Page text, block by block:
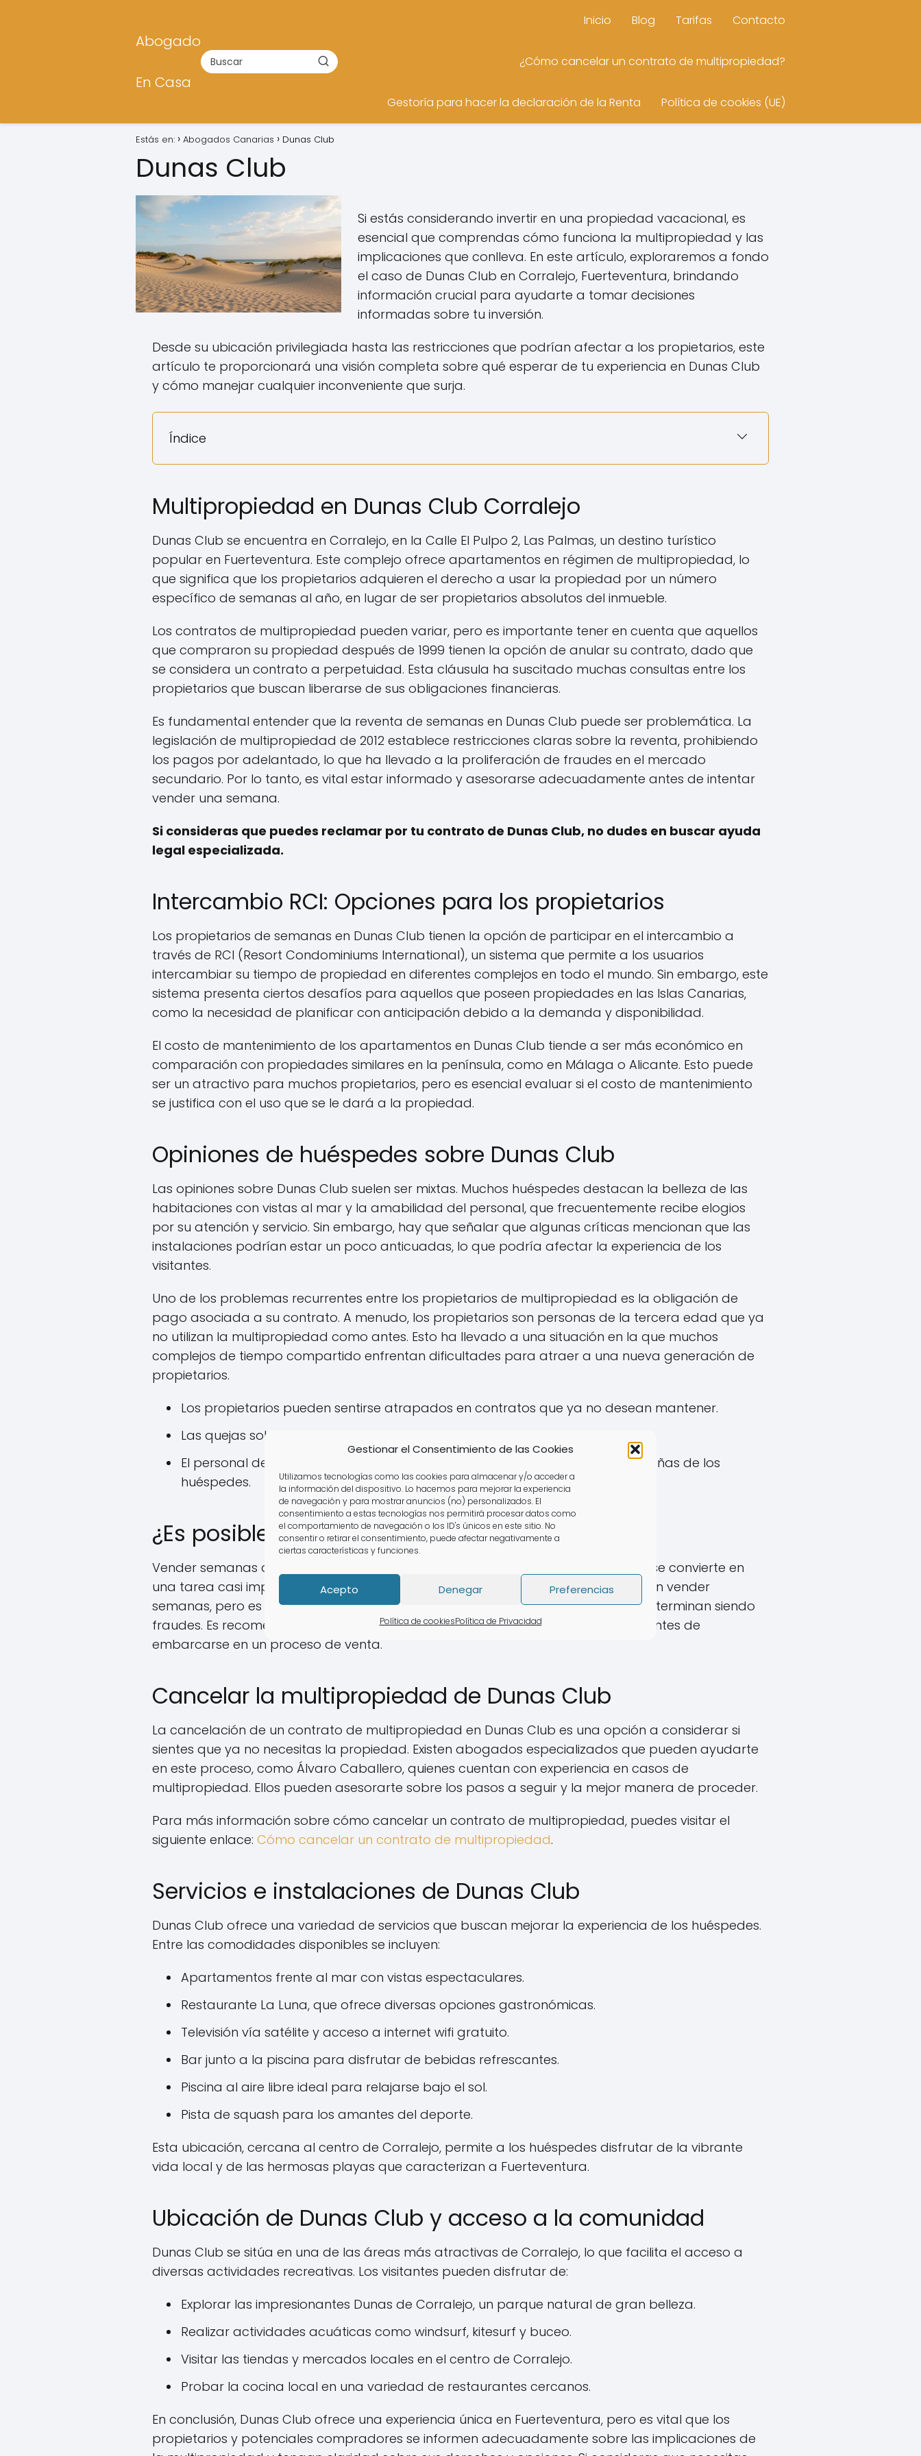
Gestionar el Consentimiento de las Cookies
Utilizamos tecnologías como las cookies para almacenar y/o acceder a
la información del dispositivo. Lo hacemos para mejorar la experiencia
de navegación y para mostrar anuncios (no) personalizados. El
consentimiento a estas tecnologías nos permitirá procesar datos como
el comportamiento de navegación o los ID's únicos en este sitio. No
consentir o retirar el consentimiento, puede afectar negativamente a
ciertas características y funciones.
Acepto Denegar Preferencias
Política de cookiesPolítica de Privacidad
Abogado
En Casa
Inicio Blog Tarifas Contacto
¿Cómo cancelar un contrato de multipropiedad?
Gestoría para hacer la declaración de la Renta Política de cookies (UE)
Estás en: Abogados Canarias Dunas Club
Dunas Club
Si estás considerando invertir en una propiedad vacacional, es
esencial que comprendas cómo funciona la multipropiedad y las
implicaciones que conlleva. En este artículo, exploraremos a fondo
el caso de Dunas Club en Corralejo, Fuerteventura, brindando
información crucial para ayudarte a tomar decisiones
informadas sobre tu inversión.
Desde su ubicación privilegiada hasta las restricciones que podrían afectar a los propietarios, este
artículo te proporcionará una visión completa sobre qué esperar de tu experiencia en Dunas Club
y cómo manejar cualquier inconveniente que surja.
Índice
Multipropiedad en Dunas Club Corralejo
Dunas Club se encuentra en Corralejo, en la Calle El Pulpo 2, Las Palmas, un destino turístico
popular en Fuerteventura. Este complejo ofrece apartamentos en régimen de multipropiedad, lo
que significa que los propietarios adquieren el derecho a usar la propiedad por un número
específico de semanas al año, en lugar de ser propietarios absolutos del inmueble.
Los contratos de multipropiedad pueden variar, pero es importante tener en cuenta que aquellos
que compraron su propiedad después de 1999 tienen la opción de anular su contrato, dado que
se considera un contrato a perpetuidad. Esta cláusula ha suscitado muchas consultas entre los
propietarios que buscan liberarse de sus obligaciones financieras.
Es fundamental entender que la reventa de semanas en Dunas Club puede ser problemática. La
legislación de multipropiedad de 2012 establece restricciones claras sobre la reventa, prohibiendo
los pagos por adelantado, lo que ha llevado a la proliferación de fraudes en el mercado
secundario. Por lo tanto, es vital estar informado y asesorarse adecuadamente antes de intentar
vender una semana.
Si consideras que puedes reclamar por tu contrato de Dunas Club, no dudes en buscar ayuda
legal especializada.
Intercambio RCI: Opciones para los propietarios
Los propietarios de semanas en Dunas Club tienen la opción de participar en el intercambio a
través de RCI (Resort Condominiums International), un sistema que permite a los usuarios
intercambiar su tiempo de propiedad en diferentes complejos en todo el mundo. Sin embargo, este
sistema presenta ciertos desafíos para aquellos que poseen propiedades en las Islas Canarias,
como la necesidad de planificar con anticipación debido a la demanda y disponibilidad.
El costo de mantenimiento de los apartamentos en Dunas Club tiende a ser más económico en
comparación con propiedades similares en la península, como en Málaga o Alicante. Esto puede
ser un atractivo para muchos propietarios, pero es esencial evaluar si el costo de mantenimiento
se justifica con el uso que se le dará a la propiedad.
Opiniones de huéspedes sobre Dunas Club
Las opiniones sobre Dunas Club suelen ser mixtas. Muchos huéspedes destacan la belleza de las
habitaciones con vistas al mar y la amabilidad del personal, que frecuentemente recibe elogios
por su atención y servicio. Sin embargo, hay que señalar que algunas críticas mencionan que las
instalaciones podrían estar un poco anticuadas, lo que podría afectar la experiencia de los
visitantes.
Uno de los problemas recurrentes entre los propietarios de multipropiedad es la obligación de
pago asociada a su contrato. A menudo, los propietarios son personas de la tercera edad que ya
no utilizan la multipropiedad como antes. Esto ha llevado a una situación en la que muchos
complejos de tiempo compartido enfrentan dificultades para atraer a una nueva generación de
propietarios.
Los propietarios pueden sentirse atrapados en contratos que ya no desean mantener.
Las quejas sobre la falta de renovación en las instalaciones son comunes.
El personal del complejo es uno de los aspectos más destacados en las reseñas de los
huéspedes.
¿Es posible vender semanas de Dunas Club?
Vender semanas de multipropiedad en Dunas Club, aunque legalmente posible, se convierte en
una tarea casi imposible debido a la baja demanda. Muchas empresas prometen vender
semanas, pero es fundamental tener cuidado con estas ofertas, ya que muchas terminan siendo
fraudes. Es recomendable investigar y consultar con abogados especializados antes de
embarcarse en un proceso de venta.
Cancelar la multipropiedad de Dunas Club
La cancelación de un contrato de multipropiedad en Dunas Club es una opción a considerar si
sientes que ya no necesitas la propiedad. Existen abogados especializados que pueden ayudarte
en este proceso, como Álvaro Caballero, quienes cuentan con experiencia en casos de
multipropiedad. Ellos pueden asesorarte sobre los pasos a seguir y la mejor manera de proceder.
Para más información sobre cómo cancelar un contrato de multipropiedad, puedes visitar el
siguiente enlace: Cómo cancelar un contrato de multipropiedad.
Servicios e instalaciones de Dunas Club
Dunas Club ofrece una variedad de servicios que buscan mejorar la experiencia de los huéspedes.
Entre las comodidades disponibles se incluyen:
Apartamentos frente al mar con vistas espectaculares.
Restaurante La Luna, que ofrece diversas opciones gastronómicas.
Televisión vía satélite y acceso a internet wifi gratuito.
Bar junto a la piscina para disfrutar de bebidas refrescantes.
Piscina al aire libre ideal para relajarse bajo el sol.
Pista de squash para los amantes del deporte.
Esta ubicación, cercana al centro de Corralejo, permite a los huéspedes disfrutar de la vibrante
vida local y de las hermosas playas que caracterizan a Fuerteventura.
Ubicación de Dunas Club y acceso a la comunidad
Dunas Club se sitúa en una de las áreas más atractivas de Corralejo, lo que facilita el acceso a
diversas actividades recreativas. Los visitantes pueden disfrutar de:
Explorar las impresionantes Dunas de Corralejo, un parque natural de gran belleza.
Realizar actividades acuáticas como windsurf, kitesurf y buceo.
Visitar las tiendas y mercados locales en el centro de Corralejo.
Probar la cocina local en una variedad de restaurantes cercanos.
En conclusión, Dunas Club ofrece una experiencia única en Fuerteventura, pero es vital que los
propietarios y potenciales compradores se informen adecuadamente sobre las implicaciones de